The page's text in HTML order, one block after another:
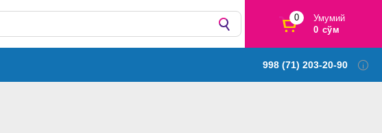
0
Умумий
0 сўм
998 (71) 203-20-90